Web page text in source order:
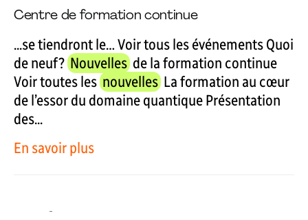
Centre de formation continue
...se tiendront le… Voir tous les événements Quoi
de neuf? Nouvelles de la formation continue
Voir toutes les nouvelles La formation au cœur
de l’essor du domaine quantique Présentation
des...
En savoir plus